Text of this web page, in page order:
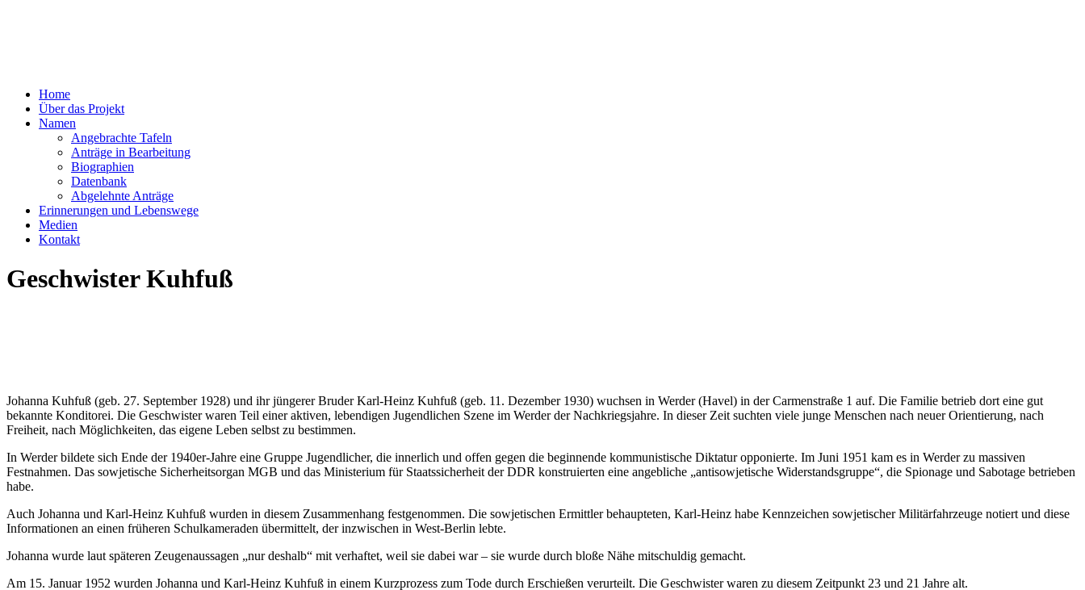
Home
Über das Projekt
Namen
Angebrachte Tafeln
Anträge in Bearbeitung
Biographien
Datenbank
Abgelehnte Anträge
Erinnerungen und Lebenswege
Medien
Kontakt
Geschwister Kuhfuß
Johanna Kuhfuß (geb. 27. September 1928) und ihr jüngerer Bruder Karl-Heinz Kuhfuß (geb. 11. Dezember 1930) wuchsen in Werder (Havel) in der Carmenstraße 1 auf. Die Familie betrieb dort eine gut
bekannte Konditorei. Die Geschwister waren Teil einer aktiven, lebendigen Jugendlichen Szene im Werder der Nachkriegsjahre. In dieser Zeit suchten viele junge Menschen nach neuer Orientierung, nach
Freiheit, nach Möglichkeiten, das eigene Leben selbst zu bestimmen.
In Werder bildete sich Ende der 1940er-Jahre eine Gruppe Jugendlicher, die innerlich und offen gegen die beginnende kommunistische Diktatur opponierte. Im Juni 1951 kam es in Werder zu massiven
Festnahmen. Das sowjetische Sicherheitsorgan MGB und das Ministerium für Staatssicherheit der DDR konstruierten eine angebliche „antisowjetische Widerstandsgruppe“, die Spionage und Sabotage betrieben
habe.
Auch Johanna und Karl-Heinz Kuhfuß wurden in diesem Zusammenhang festgenommen. Die sowjetischen Ermittler behaupteten, Karl-Heinz habe Kennzeichen sowjetischer Militärfahrzeuge notiert und diese
Informationen an einen früheren Schulkameraden übermittelt, der inzwischen in West-Berlin lebte.
Johanna wurde laut späteren Zeugenaussagen „nur deshalb“ mit verhaftet, weil sie dabei war – sie wurde durch bloße Nähe mitschuldig gemacht.
Am 15. Januar 1952 wurden Johanna und Karl-Heinz Kuhfuß in einem Kurzprozess zum Tode durch Erschießen verurteilt. Die Geschwister waren zu diesem Zeitpunkt 23 und 21 Jahre alt.